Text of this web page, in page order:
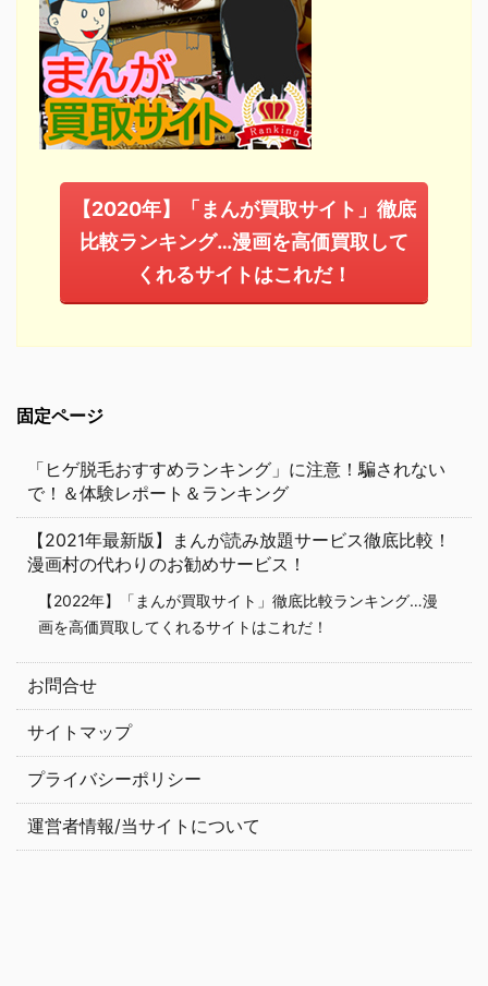
【2020年】「まんが買取サイト」徹底
比較ランキング…漫画を高価買取して
くれるサイトはこれだ！
固定ページ
「ヒゲ脱毛おすすめランキング」に注意！騙されない
で！＆体験レポート＆ランキング
【2021年最新版】まんが読み放題サービス徹底比較！
漫画村の代わりのお勧めサービス！
【2022年】「まんが買取サイト」徹底比較ランキング…漫
画を高価買取してくれるサイトはこれだ！
お問合せ
サイトマップ
プライバシーポリシー
運営者情報/当サイトについて